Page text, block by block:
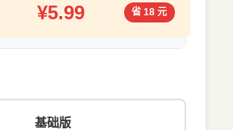
¥5.99 省 18 元
基础版